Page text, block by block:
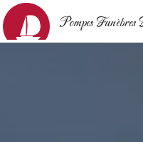
Pompes
Panneau de gestion des